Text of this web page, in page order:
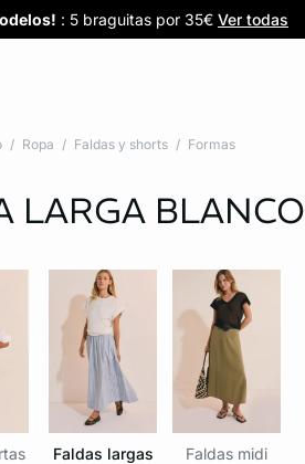
¡Ahora 3x2 en TODO*!Comprar
: Sujetadores desde 19,99€Descubrir
: 5 braguitas por 35€ Ver todas
braguitas| 3x2 en todo*Descubrir
Ropa Faldas y shorts Formas
LARGA BLANCO
Faldas largas Faldas midi